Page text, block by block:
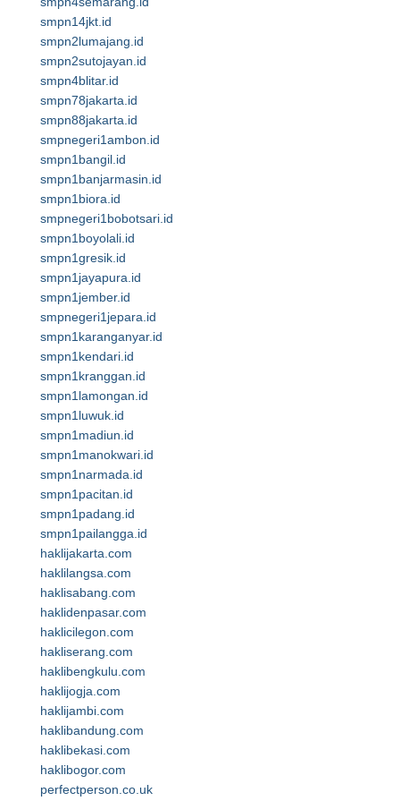
smpn14jkt.id
smpn2lumajang.id
smpn2sutojayan.id
smpn4blitar.id
smpn78jakarta.id
smpn88jakarta.id
smpnegeri1ambon.id
smpn1bangil.id
smpn1banjarmasin.id
smpn1biora.id
smpnegeri1bobotsari.id
smpn1boyolali.id
smpn1gresik.id
smpn1jayapura.id
smpn1jember.id
smpnegeri1jepara.id
smpn1karanganyar.id
smpn1kendari.id
smpn1kranggan.id
smpn1lamongan.id
smpn1luwuk.id
smpn1madiun.id
smpn1manokwari.id
smpn1narmada.id
smpn1pacitan.id
smpn1padang.id
smpn1pailangga.id
haklijakarta.com
haklilangsa.com
haklisabang.com
haklidenpasar.com
haklicilegon.com
hakliserang.com
haklibengkulu.com
haklijogja.com
haklijambi.com
haklibandung.com
haklibekasi.com
haklibogor.com
perfectperson.co.uk